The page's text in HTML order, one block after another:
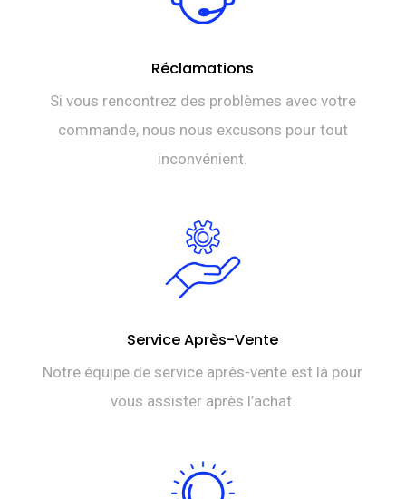
Réclamations
Si vous rencontrez des problèmes avec votre
commande, nous nous excusons pour tout
inconvénient.
Service Après-Vente
Notre équipe de service après-vente est là pour
vous assister après l’achat.